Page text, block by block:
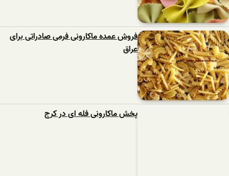
فروش عمده ماکارونی فرمی صادراتی برای
عراق
پخش ماکارونی فله ای در کرج